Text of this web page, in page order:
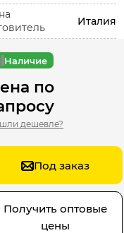
Италия
Наличие
по
дешевле?
Под заказ
Получить оптовые
цены